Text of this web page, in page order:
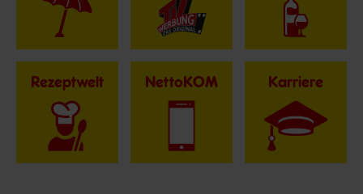
Rezeptwelt NettoKOM Karriere